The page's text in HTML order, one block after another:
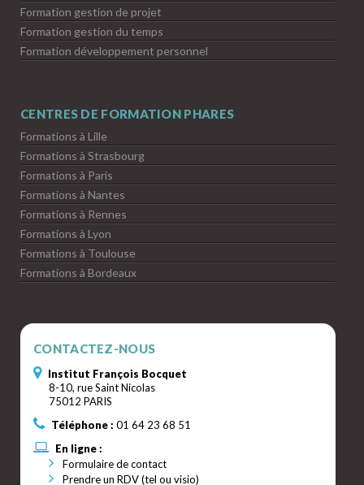
Formation gestion de projet
Formation gestion du temps
Formation développement personnel
CENTRES DE FORMATION PHARES
Formations à Lille
Formations à Strasbourg
Formations à Paris
Formations à Nantes
Formations à Rennes
Formations à Lyon
Formations à Toulouse
Formations à Bordeaux
CONTACTEZ-NOUS
Institut François Bocquet
8-10, rue Saint Nicolas
75012 PARIS
Téléphone : 01 64 23 68 51
En ligne :
Formulaire de contact
Prendre un RDV (tel ou visio)